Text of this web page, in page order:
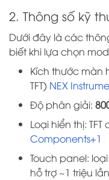
2. Thông số kỹ
Dưới đây là các
biết khi lựa chọn
Kích thước màn
TFT) NEX
Độ phân giải:
Loại hiển thị:
Components+1
Touch panel:
hỗ trợ ~1 triệu